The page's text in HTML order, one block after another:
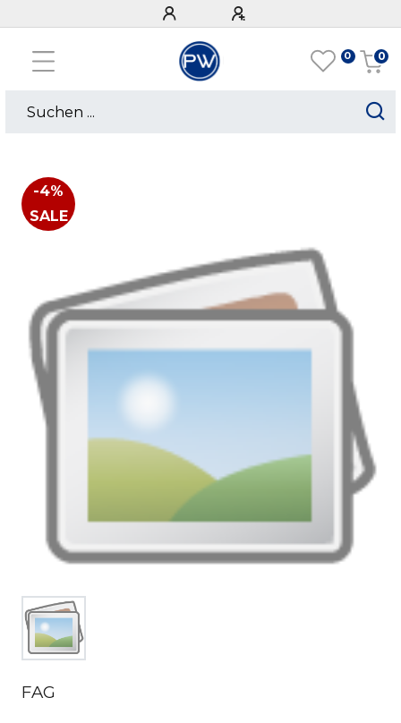
0 0
-4%
SALE
FAG